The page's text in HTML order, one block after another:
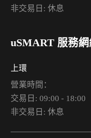
非交易日: 休息
uSMART 服務網
上環
營業時間：
交易日: 09:00 - 18:00
非交易日: 休息